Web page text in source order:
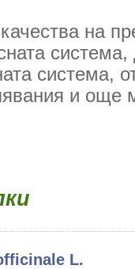
на
система,
система,
и още
L.